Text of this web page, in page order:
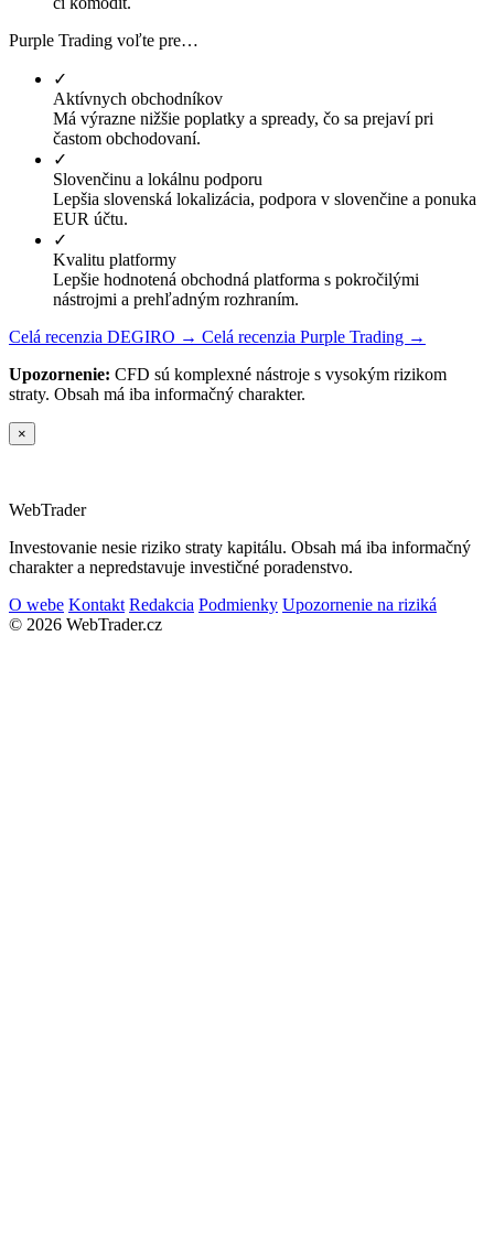
Purple Trading voľte pre…
✓
Aktívnych obchodníkov
Má výrazne nižšie poplatky a spready, čo sa prejaví pri
častom obchodovaní.
✓
Slovenčinu a lokálnu podporu
Lepšia slovenská lokalizácia, podpora v slovenčine a ponuka
EUR účtu.
✓
Kvalitu platformy
Lepšie hodnotená obchodná platforma s pokročilými
nástrojmi a prehľadným rozhraním.
Celá recenzia DEGIRO → Celá recenzia Purple Trading →
Upozornenie: CFD sú komplexné nástroje s vysokým rizikom
straty. Obsah má iba informačný charakter.
×
WebTrader
Investovanie nesie riziko straty kapitálu. Obsah má iba informačný
charakter a nepredstavuje investičné poradenstvo.
O webe Kontakt Redakcia Podmienky Upozornenie na riziká
© 2026 WebTrader.cz